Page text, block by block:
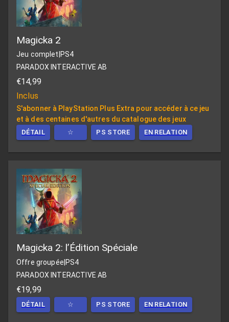
Magicka 2
Jeu complet PS4
PARADOX INTERACTIVE AB
€14,99
Inclus
S'abonner à PlayStation Plus Extra pour accéder à ce jeu
et à des centaines d'autres du catalogue des jeux
DÉTAIL ☆ PS STORE EN RELATION
Magicka 2: l’Édition Spéciale
Offre groupée PS4
PARADOX INTERACTIVE AB
€19,99
DÉTAIL ☆ PS STORE EN RELATION